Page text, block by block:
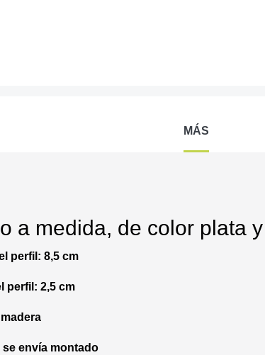
MÁS
a medida, de color plata
perfil: 8,5 cm
perfil: 2,5 cm
se envía montado